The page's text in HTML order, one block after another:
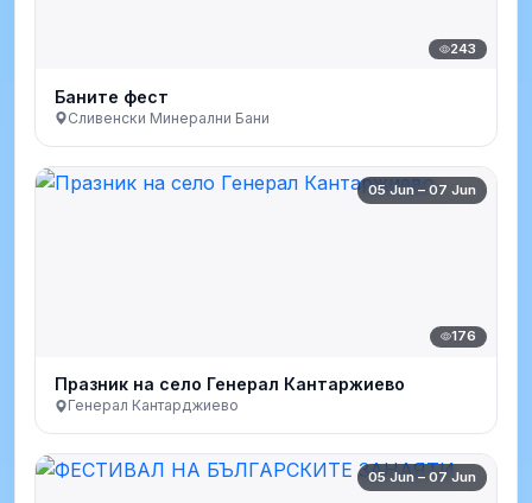
243
Баните фест
Сливенски Минерални Бани
05 Jun – 07 Jun
176
Празник на село Генерал Кантаржиево
Генерал Кантарджиево
05 Jun – 07 Jun